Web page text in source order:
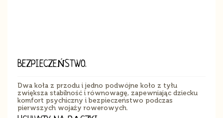
BEZPIECZEŃSTWO.
Dwa koła z przodu i jedno podwójne koło z tyłu
zwiększa stabilność i równowagę, zapewniając dziecku
komfort psychiczny i bezpieczeństwo podczas
pierwszych wojaży rowerowych.